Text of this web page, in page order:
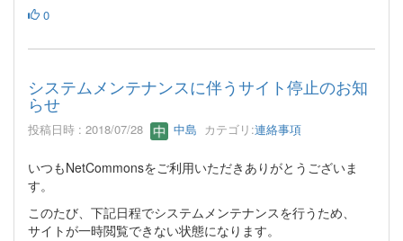
0
システムメンテナンスに伴うサイト停止のお知
らせ
投稿日時 : 2018/07/28 中島 カテゴリ:連絡事項
いつもNetCommonsをご利用いただきありがとうございま
す。
このたび、下記日程でシステムメンテナンスを行うため、
サイトが一時閲覧できない状態になります。